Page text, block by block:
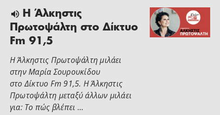
Η Άλκηστις
Πρωτοψάλτη στο Δίκτυο
Fm 91,5
Η Άλκηστις Πρωτοψάλτη μιλάει
στην Μαρία Σουρουκίδου
στο Δίκτυο Fm 91,5. Η Άλκηστις
Πρωτοψάλτη μεταξύ άλλων μιλάει
για: Το πώς βλέπει …